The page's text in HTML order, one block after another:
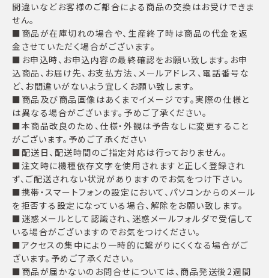
間違いなどお客様のご都合による商品の交換はお受けできま
せん。
■商品が在庫切れの場合や、生産終了時は商品の代金を返
金させていただく場合がございます。
■お申込時、お申込内容の最終確認をお願い致します。お申
込商品、お届け先、お支払方法、メールアドレス、電話番号な
ど、お間違いがないよう宜しくお願い致します。
■商品及び商品画像はあくまでイメージです。実際の仕様と
は異なる場合がございます。予めご了承ください。
■本商品改良のため、仕様・外観は予告なしに変更すること
がございます。予めご了承ください
■配送日、配送時間のご指定対応は行っておりません。
■注文時に機種依存文字を使用されますと正しく登録され
ず、ご配送されない状況がありますのでお気をつけ下さい。
■携帯・スマートフォンの設定において、パソコンからのメール
を拒否する設定になっている場合、解除をお願い致します。
■迷惑メールとして認識され、迷惑メールフォルダで受信して
いる場合がございますのでお気をつけください。
■アクセスの集中により一時的に繋がりにくくなる場合がご
ざいます。予めご了承ください。
■商品が届かないのお問合せについては、商品発送後2週間